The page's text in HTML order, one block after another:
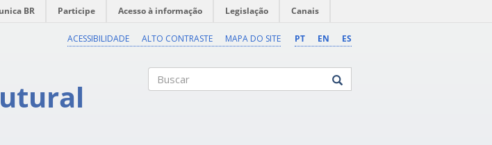
BR Participe Acesso à informação Legislação Canais
PT EN ES
ACESSIBILIDADE ALTO CONTRASTE MAPA DO SITE